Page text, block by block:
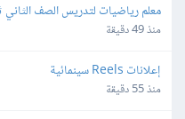
معلم رياضيات لتدريس الصف الثاني
منذ 49 دقيقة
إعلانات Reels سينمائية
منذ 55 دقيقة